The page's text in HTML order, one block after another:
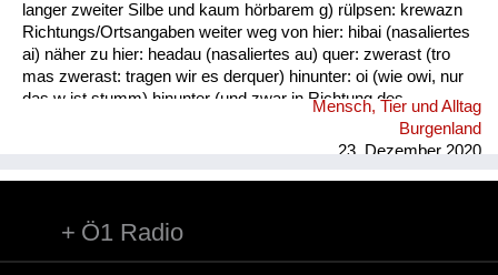
langer zweiter Silbe und kaum hörbarem g) rülpsen: krewazn
Richtungs/Ortsangaben weiter weg von hier: hibai (nasaliertes
ai) näher zu hier: headau (nasaliertes au) quer: zwerast (tro
mas zwerast: tragen wir es derquer) hinunter: oi (wie owi, nur
das w ist stumm) hinunter (und zwar in Richtung des
Sprechers): oana (kim oana - komm herunter, und zwar zu
mir) weg: dui (kais dui - wirf es weg) werfen: kai (nasaliertes
Mensch, Tier und Alltag
Burgenland
23. Dezember 2020
Ö1 Radio